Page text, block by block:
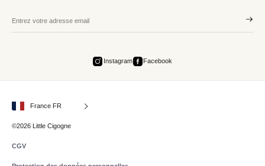
Instagram Facebook
France FR
©2026 Little Cigogne
CGV